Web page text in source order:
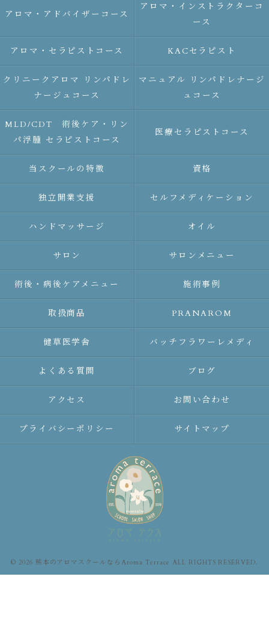
アロマ・アドバイザーコース
アロマ・インストラクターコ
ース
アロマ・セラピストコース KACセラピスト
クリニークアロマ リンパドレ
ナージュコース
マニュアル リンパドレナージ
ュコース
MLD/CDT 術後ケア・リン
パ浮腫 セラピストコース
医療セラピストコース
当スクールの特徴 資格
独立開業支援 セルフメディケーション
ハンドマッサージ オイル
サロン サロンメニュー
術後・病後ケアメニュー 施術事例
取扱商品 PRANAROM
健草医学舎 バッチフラワーレメディ
よくある質問 ブログ
アクセス お問い合わせ
プライバシーポリシー サイトマップ
© 2026 熊本のアロマスクールならAroma Terrace ALL RIGHTS RESERVED.